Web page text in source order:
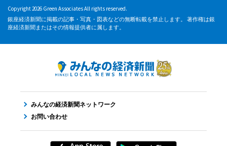
Copyright 2026 Green Associates All rights reserved.
銀座経済新聞に掲載の記事・写真・図表などの無断転載を禁止します。 著作権は銀
座経済新聞またはその情報提供者に属します。
みんなの経済新聞ネットワーク
お問い合わせ